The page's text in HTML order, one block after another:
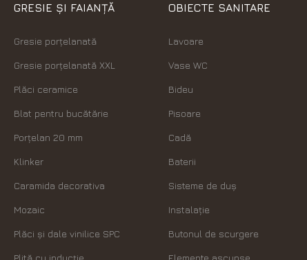
GRESIE ȘI FAIANȚĂ
Gresie porțelanată
Gresie porțelanată XXL
Plăci ceramice
Blat pentru bucătărie
Porțelan 20 mm
Klinker
Caramida decorativa
Mozaic
Plăci şi dale vinilice SPC
Plită cu inducție
OBIECTE SANITARE
Lavoare
Vase WC
Bideu
Pisoare
Cadă
Baterii
Sisteme de duș
Instalație
Butonul de scurgere
Elemente ascunse